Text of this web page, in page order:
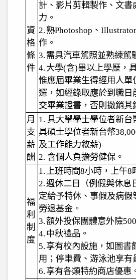
資
格
條
件
計、影片剪輯製作、文
力。
2. 熟Photoshop 、 Illustrator
作。
3. 需具汽車駕照並熟練駕
4. 大學(含)畢以上學歷，
惟應屆畢業生得經用人單
選，如經錄取應於到職日
交畢業證書，否則撤銷其
月
支
薪
酬
1. 具大學學士學位者新台
具碩士學位者新台幣
及工作能力敘薪)
2. 含個人負擔勞健保。
福
利
制
度
1. 上班時間8小時，上午8
2.週休二日（例假與休息
定給予特休、事假及病假
勞退基金。
3.額外投保團體意外險500
4. 中秋禮品。
5. 享有校內設施，如圖書
用；停車費、游泳池享有
6. 享有各類特約商店優惠